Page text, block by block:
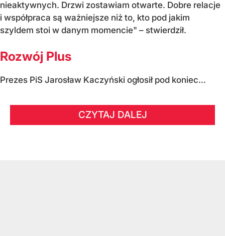
nieaktywnych. Drzwi zostawiam otwarte. Dobre relacje
i współpraca są ważniejsze niż to, kto pod jakim
szyldem stoi w danym momencie" – stwierdził.
Rozwój Plus
Prezes PiS Jarosław Kaczyński ogłosił pod koniec...
CZYTAJ DALEJ